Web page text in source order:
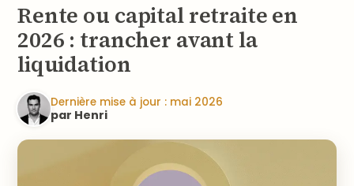
Rente ou capital retraite en
2026 : trancher avant la
liquidation
Dernière mise à jour : mai 2026
par Henri